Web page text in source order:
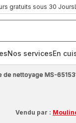
gratuits sous 30 Jours
Nos servicesEn
de nettoyage MS-
Vendu par :